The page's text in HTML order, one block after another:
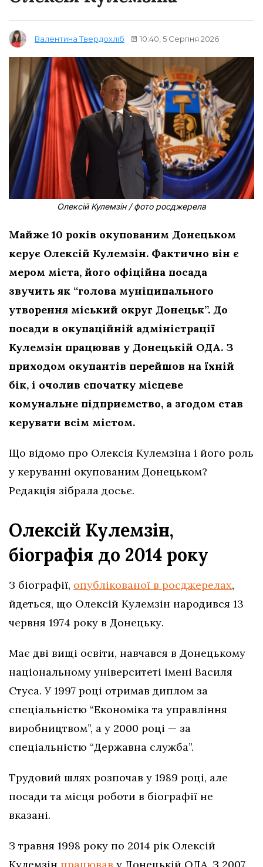
Валентина Твердохліб 10:40, 5 Серпня 2026
Олексій Кулемзін / фото росджерела
Майже 10 років окупованим Донецьком
керує Олексій Кулемзін. Фактично він є
мером міста, його офіційна посада
звучить як “голова муніципального
утворення міський округ Донецьк”. До
посади в окупаційній адміністрації
Кулемзін працював у Донецькій ОДА. З
приходом окупантів перейшов на їхній
бік, і очолив спочатку місцеве
комунальне підприємство, а згодом став
керувати всім містом.
Що відомо про Олексія Кулемзіна і його роль
у керуванні окупованим Донецьком?
Редакція зібрала досьє.
Олексій Кулемзін,
біографія до 2014 року
З біографії, опублікованої в росджерелах,
йдеться, що Олексій Кулемзін народився 13
червня 1974 року в Донецьку.
Має дві вищі освіти, навчався в Донецькому
національному університеті імені Василя
Стуса. У 1997 році отримав диплом за
спеціальністю “Економіка та управління
виробництвом”, а у 2000 році — за
спеціальністю “Державна служба”.
Трудовий шлях розпочав у 1989 році, але
посади та місця роботи в біографії не
вказані.
З травня 1998 року по 2014 рік Олексій